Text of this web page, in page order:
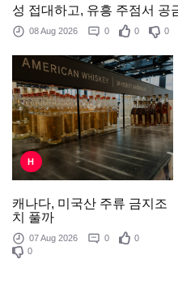
성 접대하고, 유흥 주점서 공
08 Aug 2026 0 0 0
H
캐나다, 미국산 주류 금지조
치 풀까
07 Aug 2026 0
0
0